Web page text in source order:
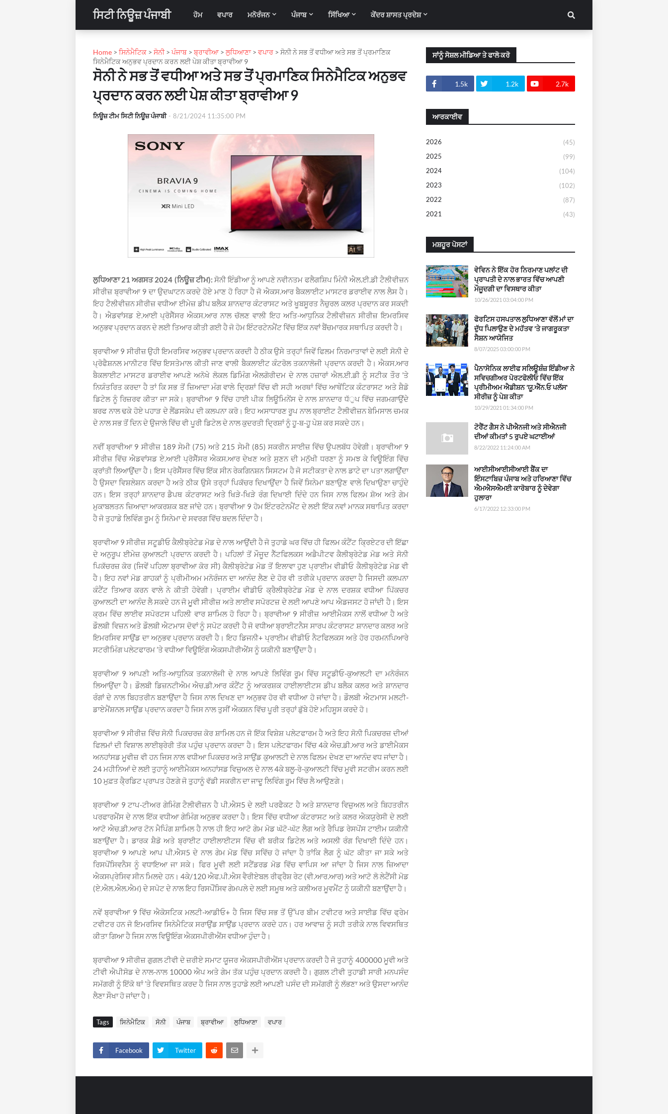
ਸਿਟੀ ਨਿਊਜ਼ ਪੰਜਾਬੀ ਹੋਮ ਵਪਾਰ ਮਨੋਰੰਜਨ ਪੰਜਾਬ ਸਿੱਖਿਆ ਕੇਂਦਰ ਸ਼ਾਸਤ ਪ੍ਰਦੇਸ਼
Home > ਸਿਨੇਮੈਟਿਕ > ਸੋਨੀ> ਪੰਜਾਬ > ਬ੍ਰਾਵੀਆ>ਲੁਧਿਆਣਾ> ਵਪਾਰ > ਸੋਨੀ ਨੇ ਸਭ ਤੋਂ ਵਧੀਆ ਅਤੇ ਸਭ ਤੋਂ ਪ੍ਰਮਾਣਿਕ
ਸਿਨੇਮੈਟਿਕ ਅਨੁਭਵ ਪ੍ਰਦਾਨ ਕਰਨ ਲਈ ਪੇਸ਼ ਕੀਤਾ ਬ੍ਰਾਵੀਆ 9
ਸੋਨੀ ਨੇ ਸਭ ਤੋਂ ਵਧੀਆ ਅਤੇ ਸਭ ਤੋਂ ਪ੍ਰਮਾਣਿਕ ਸਿਨੇਮੈਟਿਕ ਅਨੁਭਵ
ਪ੍ਰਦਾਨ ਕਰਨ ਲਈ ਪੇਸ਼ ਕੀਤਾ ਬ੍ਰਾਵੀਆ 9
ਨਿਊਜ਼ ਟੀਮ ਸਿਟੀ ਨਿਊਜ਼ ਪੰਜਾਬੀ - 8/21/2024 11:35:00 PM
ਲੁਧਿਆਣਾ 21 ਅਗਸਤ 2024 (ਨਿਊਜ਼ ਟੀਮ): ਸੋਨੀ ਇੰਡੀਆ ਨੂੰ ਆਪਣੇ ਨਵੀਨਤਮ ਫਲੈਗਸ਼ਿਪ ਮਿੰਨੀ ਐਲ.ਈ.ਡੀ ਟੈਲੀਵੀਜ਼ਨ
ਸੀਰੀਜ਼ ਬ੍ਰਾਵੀਆ 9 ਦਾ ਉਦਘਾਟਨ ਕਰਦੇ ਹੋਏ ਮਾਣ ਹੋ ਰਿਹਾ ਹੈ ਜੋ ਐਕਸ.ਆਰ ਬੈਕਲਾਈਟ ਮਾਸਟਰ ਡਰਾਈਵ ਨਾਲ ਲੈਸ ਹੈ।
ਇਹ ਟੈਲੀਵੀਜ਼ਨ ਸੀਰੀਜ਼ ਵਧੀਆ ਈਮੇਜ਼ ਡੀਪ ਬਲੈਕ ਸ਼ਾਨਦਾਰ ਕੰਟਰਾਸਟ ਅਤੇ ਖੂਬਸੂਰਤ ਨੈਚੁਰਲ ਕਲਰ ਪ੍ਰਦਾਨ ਕਰ ਸਕਦੀ
ਹੈ। ਐਡਵਾਂਸਡ ਏ.ਆਈ ਪ੍ਰੋਸੈੱਸਰ ਐਕਸ.ਆਰ ਨਾਲ ਚੱਲਣ ਵਾਲੀ ਇਹ ਅਤਿ-ਆਧੁਨਿਕ ਟੈਲੀਵੀਜ਼ਨ ਸੀਰੀਜ਼ ਇਮਰਸਿਵ
ਅਨੁਭਵ ਪ੍ਰਦਾਨ ਕਰਨ ਦੇ ਲਈ ਤਿਆਰ ਕੀਤੀ ਗਈ ਹੈ ਜੋ ਹੋਮ ਇੰਟਰਟੇਨਮੈਂਟ ਵਿੱਚ ਇੱਕ ਨਵਾਂ ਬੈਂਚਮਾਰਕ ਸਥਾਪਿਤ ਕਰਦੀ ਹੈ।
ਬ੍ਰਾਵੀਆ 9 ਸੀਰੀਜ਼ ਉਹੀ ਇਮਰਸਿਵ ਅਨੁਭਵ ਪ੍ਰਦਾਨ ਕਰਦੀ ਹੈ ਠੀਕ ਉਸੇ ਤਰ੍ਹਾਂ ਜਿਵੇਂ ਫਿਲਮ ਨਿਰਮਾਤਾਵਾਂ ਦੇ ਲਈ ਸੋਨੀ ਦੇ
ਪ੍ਰੋਫੈਸ਼ਨਲ ਮਾਨੀਟਰ ਵਿੱਚ ਇਸਤੇਮਾਲ ਕੀਤੀ ਜਾਣ ਵਾਲੀ ਬੈਕਲਾਈਟ ਕੰਟਰੋਲ ਤਕਨਾਲੋਜੀ ਪ੍ਰਦਾਨ ਕਰਦੀ ਹੈ। ਐਕਸ.ਆਰ
ਬੈਕਲਾਈਟ ਮਾਸਟਰ ਡਰਾਈਵ ਆਪਣੇ ਅਨੋਖੇ ਲੋਕਲ ਡਿਮਿੰਗ ਐਲਗੋਰੀਦਮ ਦੇ ਨਾਲ ਹਜ਼ਾਰਾਂ ਐਲ.ਈ.ਡੀ ਨੂੰ ਸਟੀਕ ਤੌਰ ’ਤੇ
ਨਿਯੰਤਰਿਤ ਕਰਦਾ ਹੈ ਤਾਂ ਕਿ ਸਭ ਤੋਂ ਜ਼ਿਆਦਾ ਮੰਗ ਵਾਲੇ ਦਿ੍ਰਸ਼ਾਂ ਵਿੱਚ ਵੀ ਸਹੀ ਅਰਥਾਂ ਵਿੱਚ ਆਥੇਂਟਿਕ ਕੰਟਰਾਸਟ ਅਤੇ ਸ਼ੈਡੋ
ਡਿਟੇਲ ਨੂੰ ਰਿਜ਼ਰਵ ਕੀਤਾ ਜਾ ਸਕੇ। ਬ੍ਰਾਵੀਆ 9 ਵਿੱਚ ਹਾਈ ਪੀਕ ਲਿਊਮਿਨੇਂਸ ਦੇ ਨਾਲ ਸ਼ਾਨਦਾਰ ਧੱੁਪ ਵਿੱਚ ਜਗਮਗਾਉਂਦੇ
ਬਰਫ ਨਾਲ ਢਕੇ ਹੋਏ ਪਹਾੜ ਦੇ ਲੈਂਡਸਕੇਪ ਦੀ ਕਲਪਨਾ ਕਰੋ। ਇਹ ਅਸਾਧਾਰਣ ਰੂਪ ਨਾਲ ਬ੍ਰਾਈਟ ਟੈਲੀਵੀਜ਼ਨ ਬੇਮਿਸਾਲ ਚਮਕ
ਦੇ ਨਾਲ ਸਭ ਤੋਂ ਦਿਨ ਦੇ ਉਜਾਲੇ ਵਿੱਚ ਵੀ ਪੂਰੀ ਡਿਟੇਲ ਦੇ ਨਾਲ ਕੁਦਰਤੀ ਦਿ੍ਰਸ਼ਾਂ ਨੂੰ ਹੂ-ਬ-ਹੂ ਪੇਸ਼ ਕਰ ਸਕਦੇ ਹਨ।
ਨਵੀਂ ਬ੍ਰਾਵੀਆ 9 ਸੀਰੀਜ਼ 189 ਸੇਮੀ (75) ਅਤੇ 215 ਸੇਮੀ (85) ਸਕਰੀਨ ਸਾਈਜ਼ ਵਿੱਚ ਉਪਲਬੱਧ ਹੋਵੇਗੀ। ਬ੍ਰਾਵੀਆ 9
ਸੀਰੀਜ਼ ਵਿੱਚ ਐਡਵਾਂਸਡ ਏ.ਆਈ ਪ੍ਰੋਸੈੱਸਰ ਐਕਸ.ਆਰ ਦੇਖਣ ਅਤੇ ਸੁਣਨ ਦੀ ਮਨੁੱਖੀ ਧਰਣਾ ਨੂੰ ਸਮਝ ਕੇ ਵਿਊਇੰਗ ਵਿੱਚ
ਕ੍ਰਾਂਤੀ ਲਿਆਉਂਦਾ ਹੈ। ਇਸ ਪ੍ਰੋਸੈੱਸਰ ਵਿੱਚ ਇੱਕ ਸੀਨ ਰੇਕਗਿਨਸ਼ਨ ਸਿਸਟਮ ਹੈ ਜੋ ਸਟੀਕਤਾ ਦੇ ਨਾਲ ਡਾਟੇ ਦਾ ਪਤਾ ਲਗਾਉਂਦਾ
ਹੈ ਉਸਦਾ ਵਿਸ਼ਲੇਸ਼ਨ ਕਰਦਾ ਹੈ ਅਤੇ ਠੀਕ ਉਸੇ ਤਰ੍ਹਾਂ ਪਿਕੱਚਰ ਦਿਖਾਉਂਦਾ ਹੈ ਜਿਵੇਂ ਸਿਨੇਮਾ ਬਣਾਉਣ ਵਾਲੇ ਦਿਖਾਉਣਾ ਚਾਹੁੰਦੇ
ਹਨ। ਇਸ ਤਰ੍ਹਾਂ ਸ਼ਾਨਦਾਰ ਡੈਪਥ ਕੰਟਰਾਸਟ ਅਤੇ ਖਿੜੇ-ਖਿੜੇ ਰੰਗ ਦਿਖਾਈ ਦਿੰਦੇ ਹਨ ਜਿਸ ਨਾਲ ਫਿਲਮ ਸ਼ੋਅ ਅਤੇ ਗੇਮ
ਮੁਕਾਬਲਤਨ ਜ਼ਿਆਦਾ ਆਕਰਸ਼ਕ ਬਣ ਜਾਂਦੇ ਹਨ। ਬ੍ਰਾਵੀਆ 9 ਹੋਮ ਇੰਟਰਟੇਨਮੈਂਟ ਦੇ ਲਈ ਇੱਕ ਨਵਾਂ ਮਾਨਕ ਸਥਾਪਿਤ ਕਰਦਾ
ਹੈ ਜੋ ਤੁਹਾਡੇ ਲਿਵਿੰਗ ਰੂਮ ਨੂੰ ਸਿਨੇਮਾ ਦੇ ਸਵਰਗ ਵਿੱਚ ਬਦਲ ਦਿੰਦਾ ਹੈ।
ਬ੍ਰਾਵੀਆ 9 ਸੀਰੀਜ਼ ਸਟੂਡੀਓ ਕੈਲੀਬ੍ਰੇਟੇਡ ਮੋਡ ਦੇ ਨਾਲ ਆਉਂਦੀ ਹੈ ਜੋ ਤੁਹਾਡੇ ਘਰ ਵਿੱਚ ਹੀ ਫਿਲਮ ਕੰਟੈਂਟ ਕਿ੍ਰਏਟਰ ਦੀ ਇੱਛਾ
ਦੇ ਅਨੁਰੂਪ ਈਮੇਜ਼ ਕੁਆਲਟੀ ਪ੍ਰਦਾਨ ਕਰਦੀ ਹੈ। ਪਹਿਲਾਂ ਤੋਂ ਮੌਜੂਦ ਨੈੱਟਫਿਲਕਸ ਅਡੈਪੀਟਵ ਕੈਲੀਬ੍ਰੇਟੇਡ ਮੋਡ ਅਤੇ ਸੋਨੀ
ਪਿਕੱਚਰਜ਼ ਕੋਰ (ਜਿਵੇਂ ਪਹਿਲਾ ਬ੍ਰਾਵੀਆ ਕੋਰ ਸੀ) ਕੈਲੀਬ੍ਰੇਟੇਡ ਮੋਡ ਤੋਂ ਇਲਾਵਾ ਹੁਣ ਪ੍ਰਾਈਮ ਵੀਡੀਓ ਕੈਲੀਬ੍ਰੇਟੇਡ ਮੋਡ ਵੀ
ਹੈ। ਇਹ ਨਵਾਂ ਮੋਡ ਗਾਹਕਾਂ ਨੂੰ ਪ੍ਰੀਮੀਅਮ ਮਨੋਰੰਜਨ ਦਾ ਆਨੰਦ ਲੈਣ ਦੇ ਹੋਰ ਵੀ ਤਰੀਕੇ ਪ੍ਰਦਾਨ ਕਰਦਾ ਹੈ ਜਿਸਦੀ ਕਲਪਨਾ
ਕੰਟੈਂਟ ਤਿਆਰ ਕਰਨ ਵਾਲੇ ਨੇ ਕੀਤੀ ਹੋਵੇਗੀ। ਪ੍ਰਾਈਮ ਵੀਡੀਓ ਕ੍ਰੈਲੀਬ੍ਰੇਟੇਡ ਮੋਡ ਦੇ ਨਾਲ ਦਰਸ਼ਕ ਵਧੀਆ ਪਿੱਕਚਰ
ਕੁਆਲਟੀ ਦਾ ਆਨੰਦ ਲੈ ਸਕਦੇ ਹਨ ਜੋ ਮੁੂਵੀ ਸੀਰੀਜ਼ ਅਤੇ ਲਾਈਵ ਸਪੋਰਟਜ਼ ਦੇ ਲਈ ਆਪਣੇ ਆਪ ਐਡਜਸਟ ਹੋ ਜਾਂਦੀ ਹੈ। ਇਸ
ਕ੍ਰਮ ਵਿੱਚ ਲਾਈਵ ਸਪੋਰਟਸ ਪਹਿਲੀ ਵਾਰ ਸ਼ਾਮਿਲ ਹੋ ਰਿਹਾ ਹੈ। ਬ੍ਰਾਵੀਆ 9 ਸੀਰੀਜ਼ ਆਈਮੈਕਸ ਨਾਲੋਂ ਵਧੀਆ ਹੈ ਅਤੇ
ਡੌਲਬੀ ਵਿਜ਼ਨ ਅਤੇ ਡੌਲਬੀ ਐਟਮਾਸ ਦੋਵਾਂ ਨੂੰ ਸਪੋਟ ਕਰਦੀ ਹੈ ਜੋ ਵਧੀਆ ਬ੍ਰਾਈਟਨੈਸ ਸਾਰਪ ਕੰਟਰਾਸਟ ਸ਼ਾਨਦਾਰ ਕਲਰ ਅਤੇ
ਇਮਰਸਿਵ ਸਾਉਂਡ ਦਾ ਅਨੁਭਵ ਪ੍ਰਦਾਨ ਕਰਦੀ ਹੈ। ਇਹ ਡਿਜਨੀ+ ਪ੍ਰਾਈਮ ਵੀਡੀਓ ਨੈਟਫਿਲਕਸ ਅਤੇ ਹੋਰ ਹਰਮਨਪਿਆਰੇ
ਸਟਰੀਮਿੰਗ ਪਲੇਟਫਾਰਮ ’ਤੇ ਵਧੀਆ ਵਿਊਇੰਗ ਐਕਸਪੀਰੀਐਂਸ ਨੂੰ ਯਕੀਨੀ ਬਣਾਉਂਦਾ ਹੈ।
ਬ੍ਰਾਵੀਆ 9 ਆਪਣੀ ਅਤਿ-ਆਧੁਨਿਕ ਤਕਨਾਲੋਜੀ ਦੇ ਨਾਲ ਆਪਣੇ ਲਿਵਿੰਗ ਰੂਮ ਵਿੱਚ ਸਟੂਡੀਓ-ਕੁਆਲਟੀ ਦਾ ਮਨੋਰੰਜਨ
ਲਿਆਉਂਦਾ ਹੈ। ਡੌਲਬੀ ਡਿਜ਼ਨਟੀਐਮ ਐਚ.ਡੀ.ਆਰ ਕੰਟੈਂਟ ਨੂੰ ਆਕਰਸ਼ਕ ਹਾਈਲਾਈਟਸ ਡੀਪ ਬਲੈਕ ਕਲਰ ਅਤੇ ਸ਼ਾਨਦਾਰ
ਰੰਗਾਂ ਦੇ ਨਾਲ ਬਿਹਤਰੀਨ ਬਣਾਉਂਦਾ ਹੈ ਜਿਸ ਨਾਲ ਦਿਖਣ ਦਾ ਅਨੁਭਵ ਹੋਰ ਵੀ ਵਧੀਆ ਹੋ ਜਾਂਦਾ ਹੈ। ਡੌਲਬੀ ਐਟਮਾਸ ਮਲਟੀ-
ਡਾਏਮੈਂਸ਼ਨਲ ਸਾਉਂਡ ਪ੍ਰਦਾਨ ਕਰਦਾ ਹੈ ਜਿਸ ਨਾਲ ਤੁਸੀਂ ਐਕਸ਼ਨ ਵਿੱਚ ਪੂਰੀ ਤਰ੍ਹਾਂ ਡੁੱਬੇ ਹੋਏ ਮਹਿਸੂਸ ਕਰਦੇ ਹੋ।
ਬ੍ਰਾਵੀਆ 9 ਸੀਰੀਜ਼ ਵਿੱਚ ਸੋਨੀ ਪਿਕਚਰਜ਼ ਕੋਰ ਸ਼ਾਮਿਲ ਹਨ ਜੋ ਇੱਕ ਵਿਸ਼ੇਸ਼ ਪਲੇਟਫਾਰਮ ਹੈ ਅਤੇ ਇਹ ਸੋਨੀ ਪਿਕਚਰਜ਼ ਦੀਆਂ
ਫਿਲਮਾਂ ਦੀ ਵਿਸ਼ਾਲ ਲਾਈਬ੍ਰੇਰੀ ਤੱਕ ਪਹੁੰਚ ਪ੍ਰਦਾਨ ਕਰਦਾ ਹੈ। ਇਸ ਪਲੇਟਫਾਰਮ ਵਿੱਚ 4ਕੇ ਐਚ.ਡੀ.ਆਰ ਅਤੇ ਡਾਈਮੈਕਸ
ਅਨਹਾਂਸਡ ਮੂਵੀਜ਼ ਵੀ ਹਨ ਜਿਸ ਨਾਲ ਵਧੀਆ ਪਿਕਚਰ ਅਤੇ ਸਾਉਂਡ ਕੁਆਲਟੀ ਦੇ ਨਾਲ ਫਿਲਮ ਦੇਖਣ ਦਾ ਆਨੰਦ ਵਧ ਜਾਂਦਾ ਹੈ।
24 ਮਹੀਨਿਆਂ ਦੇ ਲਈ ਤੁਹਾਨੂੰ ਆਈਮੈਕਸ ਅਨਹਾਂਸਡ ਵਿਜ਼ੁਅਲ ਦੇ ਨਾਲ 4ਕੇ ਬਲੂ-ਰੇ-ਕੁਆਲਟੀ ਵਿੱਚ ਮੂਵੀ ਸਟਰੀਮ ਕਰਨ ਲਈ
10 ਮੁਫ਼ਤ ਕੈ੍ਰਡਿਟ ਪ੍ਰਾਪਤ ਹੋਣਗੇ ਜੋ ਤੁਹਾਨੂੰ ਵੱਡੀ ਸਕਰੀਨ ਦਾ ਜਾਦੂ ਲਿਵਿੰਗ ਰੂਮ ਵਿੱਚ ਲੈ ਆਉਣਗੇ।
ਬ੍ਰਾਵੀਆ 9 ਟਾਪ-ਟੀਅਰ ਗੇਮਿੰਗ ਟੈਲੀਵੀਜ਼ਨ ਹੈ ਪੀ.ਐਸ5 ਦੇ ਲਈ ਪਰਫੈਕਟ ਹੈ ਅਤੇ ਸ਼ਾਨਦਾਰ ਵਿਜ਼ੁਅਲ ਅਤੇ ਬਿਹਤਰੀਨ
ਪਰਫਾਰਮੈਂਸ ਦੇ ਨਾਲ ਇੱਕ ਵਧੀਆ ਗੇਮਿੰਗ ਅਨੁਭਵ ਕਰਦਾ ਹੈ। ਇਸ ਵਿੱਚ ਵਧੀਆ ਕੰਟਰਾਸਟ ਅਤੇ ਕਲਰ ਐਕਯੁਰੇਸੀ ਦੇ ਲਈ
ਆਟੋ ਐਚ.ਡੀ.ਆਰ ਟੋਨ ਮੈਪਿੰਗ ਸ਼ਾਮਿਲ ਹੈ ਨਾਲ ਹੀ ਇਹ ਆਟੋ ਗੇਮ ਮੋਡ ਘੱਟੋ-ਘੱਟ ਲੈਗ ਅਤੇ ਰੈਪਿਡ ਰੇਸਪੋਂਸ ਟਾਈਮ ਯਕੀਨੀ
ਬਣਾਉਂਦਾ ਹੈ। ਡਾਰਕ ਸ਼ੈਡੋ ਅਤੇ ਬ੍ਰਾਈਟ ਹਾਈਲਾਈਟਸ ਵਿੱਚ ਵੀ ਬਰੀਕ ਡਿਟੇਲ ਅਤੇ ਅਸਲੀ ਰੰਗ ਦਿਖਾਈ ਦਿੰਦੇ ਹਨ।
ਬ੍ਰਾਵੀਆ 9 ਆਪਣੇ ਆਪ ਪੀ.ਐਸ5 ਦੇ ਨਾਲ ਗੇਮ ਮੋਡ ਵਿੱਚ ਸਵਿੱਚ ਹੋ ਜਾਂਦਾ ਹੈ ਤਾਂਕਿ ਲੈਗ ਨੂੰ ਘੱਟ ਕੀਤਾ ਜਾ ਸਕੇ ਅਤੇ
ਰਿਸਪੋਂਸਿਵਨੈਸ ਨੂੰ ਵਧਾਇਆ ਜਾ ਸਕੇ। ਫਿਰ ਮੂਵੀ ਲਈ ਸਟੈਂਡਰਡ ਮੋਡ ਵਿੱਚ ਵਾਪਿਸ ਆ ਜਾਂਦਾ ਹੈ ਜਿਸ ਨਾਲ ਜ਼ਿਆਦਾ
ਐਕਸਪ੍ਰੇਸਿਵ ਸੀਨ ਮਿਲਦੇ ਹਨ। 4ਕੇ/120 ਐਫ.ਪੀ.ਐਸ ਵੈਰੀਏਬਲ ਰੀਫ੍ਰੈਸ਼ ਰੇਟ (ਵੀ.ਆਰ.ਆਰ) ਅਤੇ ਆਟੋ ਲੋ ਲੇਟੈਂਸੀ ਮੋਡ
(ਏ.ਐਲ.ਐਲ.ਐਮ) ਦੇ ਸਪੋਟ ਦੇ ਨਾਲ ਇਹ ਰਿਸਪੌਂਸਿਵ ਗੇਮਪਲੇ ਦੇ ਲਈ ਸਮੂਥ ਅਤੇ ਕਲੀਅਰ ਮੂਵਮੈਂਟ ਨੂੰ ਯਕੀਨੀ ਬਣਾਉਂਦਾ ਹੈ।
ਨਵੇਂ ਬ੍ਰਾਵੀਆ 9 ਵਿੱਚ ਐਕੋਸਟਿਕ ਮਲਟੀ-ਆਡੀਓ+ ਹੈ ਜਿਸ ਵਿੱਚ ਸਭ ਤੋਂ ਉੱਪਰ ਬੀਮ ਟਵੀਟਰ ਅਤੇ ਸਾਈਡ ਵਿੱਚ ਫ੍ਰੇਮ
ਟਵੀਟਰ ਹਨ ਜੋ ਇਮਰਸਿਵ ਸਿਨੇਮੈਟਿਕ ਸਰਾਉਂਡ ਸਾਉਂਡ ਪ੍ਰਦਾਨ ਕਰਦੇ ਹਨ। ਹਰ ਆਵਾਜ਼ ਨੂੰ ਸਹੀ ਤਰੀਕੇ ਨਾਲ ਵਿਵਸਥਿਤ
ਕੀਤਾ ਗਿਆ ਹੈ ਜਿਸ ਨਾਲ ਵਿਊਇੰਗ ਐਕਸਪੀਰੀਐਂਸ ਵਧੀਆ ਹੁੰਦਾ ਹੈ।
ਬ੍ਰਾਵੀਆ 9 ਸੀਰੀਜ਼ ਗੁਗਲ ਟੀਵੀ ਦੇ ਜ਼ਰੀਏ ਸਮਾਟ ਯੂਜਰ ਐਕਸਪੀਰੀਐਂਸ ਪ੍ਰਦਾਨ ਕਰਦੀ ਹੈ ਜੋ ਤੁਹਾਨੂੰ 400000 ਮੂਵੀ ਅਤੇ
ਟੀਵੀ ਐਪੀਸੋਡ ਦੇ ਨਾਲ-ਨਾਲ 10000 ਐਪ ਅਤੇ ਗੇਮ ਤੱਕ ਪਹੁੰਚ ਪ੍ਰਦਾਨ ਕਰਦੀ ਹੈ। ਗੁਗਲ ਟੀਵੀ ਤੁਹਾਡੀ ਸਾਰੀ ਮਨਪਸੰਦ
ਸਮੱਗਰੀ ਨੂੰ ਇੱਕੋ ਥਾਂ ’ਤੇ ਵਿਵਸਥਿਤ ਕਰਦ ਹੈ ਜਿਸ ਨਾਲ ਤੁਹਾਡੇ ਲਈ ਆਪਣੀ ਪਸੰਦ ਦੀ ਸਮੱਗਰੀ ਨੂੰ ਲੱਭਣਾ ਅਤੇ ਉਸਦਾ ਆਨੰਦ
ਲੈਣਾ ਸੌਖਾ ਹੋ ਜਾਂਦਾ ਹੈ।
Tags ਸਿਨੇਮੈਟਿਕ ਸੋਨੀ ਪੰਜਾਬ ਬ੍ਰਾਵੀਆ ਲੁਧਿਆਣਾ ਵਪਾਰ
Facebook Twitter
ਸਾਂਨੂੰ ਸੋਸ਼ਲ ਮੀਡਿਆ ਤੇ ਫਾਲੋ ਕਰੋ
1.5k 1.2k 2.7k
ਆਰਕਾਈਵ
2026
(45)
2025
(99)
2024
(104)
2023
(102)
2022
(87)
2021
(43)
ਮਸ਼ਹੂਰ ਪੋਸਟਾਂ
ਵੇਵਿਨ ਨੇ ਇੱਕ ਹੋਰ ਨਿਰਮਾਣ ਪਲਾਂਟ ਦੀ
ਪ੍ਰਾਪਤੀ ਦੇ ਨਾਲ ਭਾਰਤ ਵਿੱਚ ਆਪਣੀ
ਮੌਜੂਦਗੀ ਦਾ ਵਿਸਥਾਰ ਕੀਤਾ
10/26/2021 03:04:00 PM
ਫੋਰਟਿਸ ਹਸਪਤਾਲ ਲੁਧਿਆਣਾ ਵੱਲੋਂ ਮਾਂ ਦਾ
ਦੁੱਧ ਪਿਲਾਉਣ ਦੇ ਮਹੱਤਵ 'ਤੇ ਜਾਗਰੂਕਤਾ
ਸੈਸ਼ਨ ਆਯੋਜਿਤ
8/07/2025 03:00:00 PM
ਪੈਨਾਸੋਨਿਕ ਲਾਈਫ ਸਲਿਊਸ਼ੰਜ਼ ਇੰਡੀਆ ਨੇ
ਸਵਿਚਗੀਅਰ ਪੋਰਟਫੋਲੀਓ ਵਿੱਚ ਇੱਕ
ਪ੍ਰੀਮੀਅਮ ਐਡੀਸ਼ਨ 'ਯੂ.ਐੱਨ.ਓ ਪਲੱਸ'
ਸੀਰੀਜ਼ ਨੂੰ ਪੇਸ਼ ਕੀਤਾ
10/29/2021 01:34:00 PM
ਟੋਰੈਂਟ ਗੈਸ ਨੇ ਪੀਐਨਜੀ ਅਤੇ ਸੀਐਨਜੀ
ਦੀਆਂ ਕੀਮਤਾਂ 5 ਰੁਪਏ ਘਟਾਈਆਂ
8/22/2022 11:24:00 AM
ਆਈਸੀਆਈਸੀਆਈ ਬੈਂਕ ਦਾ
ਇੰਸਟਾਬਿਜ਼ ਪੰਜਾਬ ਅਤੇ ਹਰਿਆਣਾ ਵਿੱਚ
ਐਮਐਸਐਮਈ ਕਾਰੋਬਾਰ ਨੂੰ ਦੇਵੇਗਾ
ਹੁਲਾਰਾ
6/17/2022 12:33:00 PM